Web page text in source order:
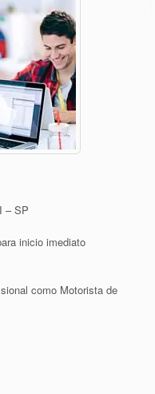
– SP
inicio imediato
como Motorista de